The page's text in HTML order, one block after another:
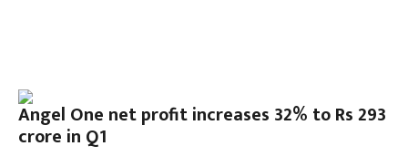
Angel One net profit increases 32% to Rs 293
crore in Q1